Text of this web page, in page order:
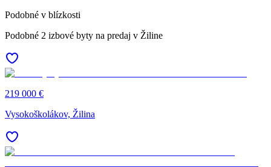
Podobné v blízkosti
Podobné 2 izbové byty na predaj v Žiline
219 000 €
Vysokoškolákov, Žilina